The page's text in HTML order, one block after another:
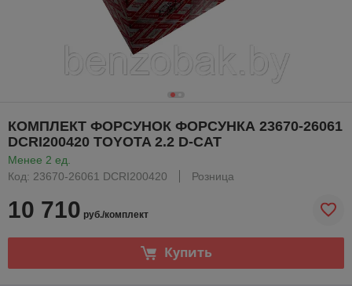
КОМПЛЕКТ ФОРСУНОК ФОРСУНКА 23670-26061
DCRI200420 TOYOTA 2.2 D-CAT
Менее 2 ед.
Код: 23670-26061 DCRI200420
Розница
10 710 руб./комплект
Купить